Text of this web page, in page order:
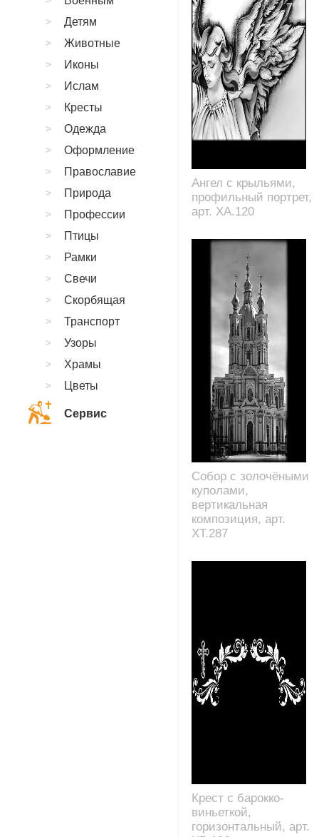
Ангел с крыльями,
профильный портрет,
арт. XA.120
Собор с золочёными
куполами,
вертикальная
композиция, арт.
XT.287
Крест с барокко-
виньеткой,
горизонтальный, арт.
Детям
Животные
Иконы
Ислам
Кресты
Одежда
Оформление
Православие
Природа
Профессии
Птицы
Рамки
Свечи
Скорбящая
Транспорт
Узоры
Храмы
Цветы
Сервис